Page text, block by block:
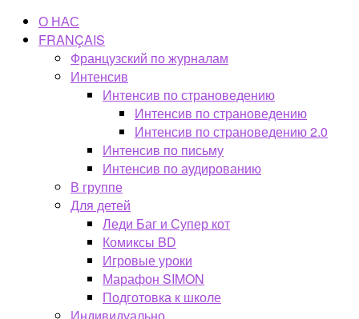
О НАС
FRANÇAIS
Французский по журналам
Интенсив
Интенсив по страноведению
Интенсив по страноведению
Интенсив по страноведению 2.0
Интенсив по письму
Интенсив по аудированию
В группе
Для детей
Леди Баг и Супер кот
Комиксы BD
Игровые уроки
Марафон SIMON
Подготовка к школе
Индивидуально